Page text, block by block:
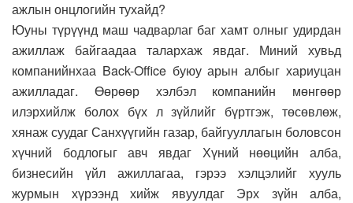
ажлын онцлогийн тухайд?
Юуны түрүүнд маш чадварлаг баг хамт олныг удирдан
ажиллаж байгаадаа талархаж явдаг. Миний хувьд
компанийнхаа Back-Office буюу арын албыг хариуцан
ажилладаг. Өөрөөр хэлбэл компанийн мөнгөөр
илэрхийлж болох бүх л зүйлийг бүртгэж, төсөвлөж,
хянаж суудаг Санхүүгийн газар, байгууллагын боловсон
хүчний бодлогыг авч явдаг Хүний нөөцийн алба,
бизнесийн үйл ажиллагаа, гэрээ хэлцэлийг хууль
журмын хүрээнд хийж явуулдаг Эрх зүйн алба,